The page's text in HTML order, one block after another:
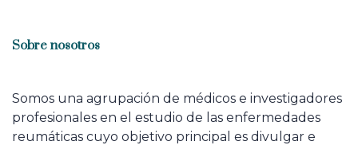
Sobre nosotros
Somos una agrupación de médicos e investigadores
profesionales en el estudio de las enfermedades
reumáticas cuyo objetivo principal es divulgar e